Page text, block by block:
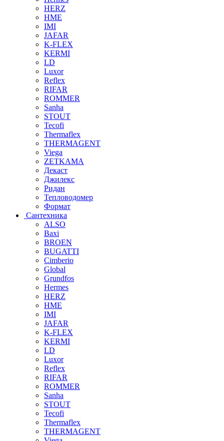
HERZ
HME
IMI
JAFAR
K-FLEX
KERMI
LD
Luxor
Reflex
RIFAR
ROMMER
Sanha
STOUT
Tecofi
Thermaflex
THERMAGENT
Viega
ZETKAMA
Декаст
Джилекс
Ридан
Тепловодомер
Формат
Сантехника
ALSO
Baxi
BROEN
BUGATTI
Cimberio
Global
Grundfos
Hermes
HERZ
HME
IMI
JAFAR
K-FLEX
KERMI
LD
Luxor
Reflex
RIFAR
ROMMER
Sanha
STOUT
Tecofi
Thermaflex
THERMAGENT